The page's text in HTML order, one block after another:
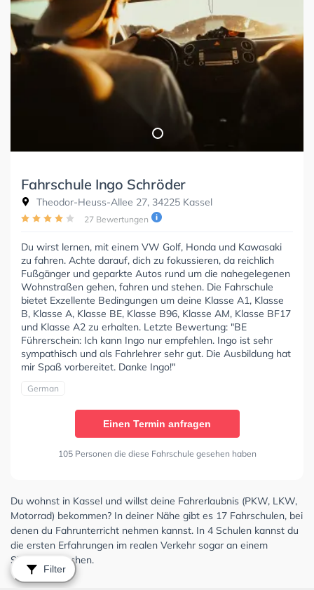
Filter
Fahrschule Ingo Schröder
Theodor-Heuss-Allee 27, 34225 Kassel
27 Bewertungen
Du wirst lernen, mit einem VW Golf, Honda und Kawasaki
zu fahren. Achte darauf, dich zu fokussieren, da reichlich
Fußgänger und geparkte Autos rund um die nahegelegenen
Wohnstraßen gehen, fahren und stehen. Die Fahrschule
bietet Exzellente Bedingungen um deine Klasse A1, Klasse
B, Klasse A, Klasse BE, Klasse B96, Klasse AM, Klasse BF17
und Klasse A2 zu erhalten. Letzte Bewertung: "BE
Führerschein: Ich kann Ingo nur empfehlen. Ingo ist sehr
sympathisch und als Fahrlehrer sehr gut. Die Ausbildung hat
mir Spaß vorbereitet. Danke Ingo!"
German
Einen Termin anfragen
105 Personen die diese Fahrschule gesehen haben
Du wohnst in Kassel und willst deine Fahrerlaubnis (PKW, LKW,
Motorrad) bekommen? In deiner Nähe gibt es 17 Fahrschulen, bei
denen du Fahrunterricht nehmen kannst. In 4 Schulen kannst du
die ersten Erfahrungen im realen Verkehr sogar an einem
Simulator machen.